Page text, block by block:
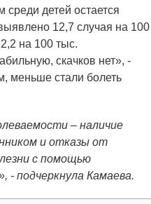
среди детей остается
12,7 случая на 100
на 100 тыс.
скачков нет», -
меньше стали болеть
– наличие
и отказы от
с помощью
- подчеркнула Камаева.